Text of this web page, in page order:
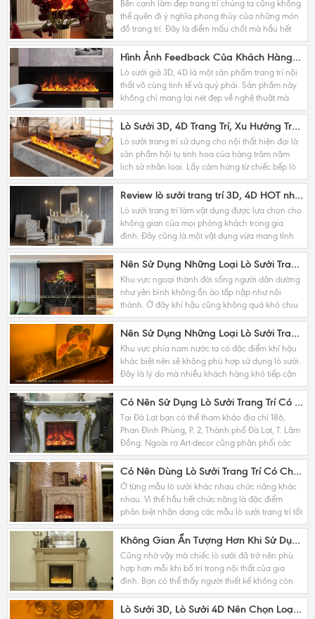
Bên cạnh làm đẹp trang trí chúng ta cũng không
thể quên đi ý nghĩa phong thủy của những món
đồ trang trí. Đây là điểm mấu chốt mà hầu hết
các kiến trúc sư hướng tới. Không riêng lò sưởi...
Hình Ảnh Feedback Của Khách Hàng Khi Sử Dụng Lò Sưởi 3D, 4D
Lò sưởi giả 3D, 4D là một sản phẩm trang trí nội
thất vô cùng tinh tế và quý phái. Sản phẩm này
không chỉ mang lại nét đẹp về nghệ thuật mà
còn là vật phong thủy đặc biệt may mắn cho...
Lò Sưởi 3D, 4D Trang Trí, Xu Hướng Trang Trí Nội Thất Độc Đáo, Ấn Tượng
Lò sưởi trang trí sử dụng cho nội thất hiện đại là
sản phẩm hội tụ tinh hoa của hàng trăm năm
lịch sử nhân loại. Lấy cảm hứng từ chiếc bếp lò
đầu tiên đến chiếc máy sưởi điện hiện...
Review lò sưởi trang trí 3D, 4D HOT nhất hiện nay trên thị trường
Lò sưởi trang trí làm vật dụng được lựa chọn cho
không gian của mọi phòng khách trong gia
đình. Đây cũng là một vật dụng vừa mang tính
thẩm mỹ vừa khiến cho gia chủ gặp nhiều may
mắn trong...
Nên Sử Dụng Những Loại Lò Sưởi Trang Trí Thế Nào Tại Hà Nội
Khu vực ngoại thành đời sống người dân dường
như yên bình không ồn ào tấp nập như nội
thành. Ở đây khí hậu cũng không quá khó chịu
dẫn đến nhu cầu trang trí của họ không quá cao
như trong...
Nên Sử Dụng Những Loại Lò Sưởi Trang Trí Thế Nào Tại TP.HCM
Khu vực phía nam nước ta có đặc điểm khí hậu
khác biệt nên sẽ không phù hợp sử dụng lò sưởi.
Đây là lý do mà nhiều khách hàng khó tiếp cận
với đồ trang trí. Nhưng chúng ta lại quên đi...
Có Nên Sử Dụng Lò Sưởi Trang Trí Có Chế Độ Sưởi Ấm Tại Đà Lạt Không ?
Tại Đà Lạt bạn có thể tham khảo địa chỉ 186,
Phan Đình Phùng, P. 2, Thành phố Đà Lạt, T. Lâm
Đồng. Ngoài ra Art-decor cũng phân phối các
sản phẩm đồ trang trí nội thất không riêng lò
sưởi.
Có Nên Dùng Lò Sưởi Trang Trí Có Chế Độ Sưởi Ấm Hay Không ?
Ở từng mẫu lò sưởi khác nhau chức năng khác
nhau. Vì thế hầu hết chức năng là đặc điểm
phân biệt nhận dạng các mẫu lò sưởi trang trí tốt
nhất. Ngoài ra bạn có thể thông qua giới thiệu...
Không Gian Ấn Tượng Hơn Khi Sử Dụng Lò Sưởi Điện Trang Trí
Cũng nhờ vậy mà chiếc lò sưởi đã trở nên phù
hợp hơn mỗi khi bố trí trong nội thất của gia
đình. Bạn có thể thấy người thiết kế không còn
đắn đo khi diện tích căn phòng ngủ chỉ 10m2
hay...
Lò Sưởi 3D, Lò Sưởi 4D Nên Chọn Loại Nào Cho Phù Hợp Với Không Gian